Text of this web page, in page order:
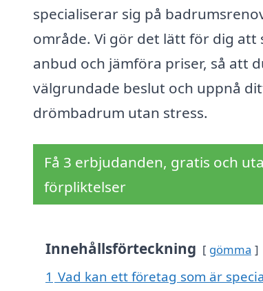
specialiserar sig på
område. Vi gör det lätt för dig att
anbud och jämföra priser, så att
välgrundade beslut och uppnå
drömbadrum utan stress.
Få 3 erbjudanden, gratis och
förpliktelser
Innehållsförteckning gömma
1 Vad kan ett företag som är